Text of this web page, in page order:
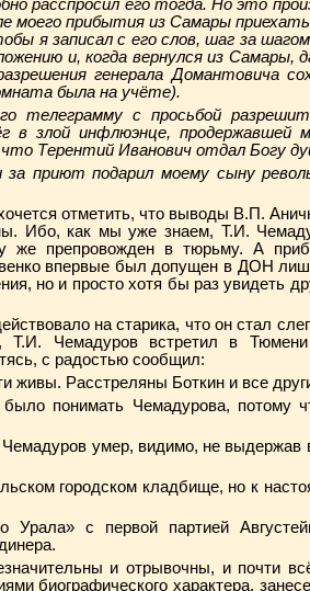
расспросил его тогда. Но это
моего прибытия из Самары
я записал с его слов, шаг за
и, когда вернулся из Самары,
генерала Домантовича
была на учёте).
телеграмму с просьбой
в злой инфлюэнце, продержавшей
Терентий Иванович отдал Богу
за приют подарил моему сыну
отметить, что выводы В.П.
Ибо, как мы уже знаем, Т.И.
же препровожден в тюрьму. А
впервые был допущен в ДОН
но и просто хотя бы раз увидеть
на старика, что он стал
Чемадуров встретил в Тюмени
с радостью сообщил:
живы. Расстреляны Боткин и все
понимать Чемадурова, потому
умер, видимо, не выдержав
городском кладбище, но к
Урала» с первой партией
и отрывочны, и почти
биографического характера,